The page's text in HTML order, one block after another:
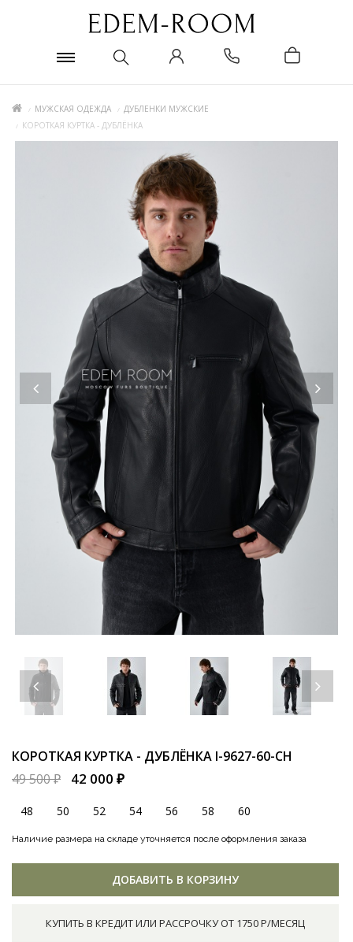
МУЖСКАЯ ОДЕЖДА
ДУБЛЕНКИ МУЖСКИЕ
КОРОТКАЯ КУРТКА - ДУБЛЁНКА
КОРОТКАЯ КУРТКА - ДУБЛЁНКА I-9627-60-CH
49 500 ₽
42 000 ₽
48 50 52 54 56 58 60
Наличие размера на складе уточняется после оформления заказа
ДОБАВИТЬ В КОРЗИНУ
КУПИТЬ В КРЕДИТ ИЛИ РАССРОЧКУ ОТ 1750 Р/МЕСЯЦ